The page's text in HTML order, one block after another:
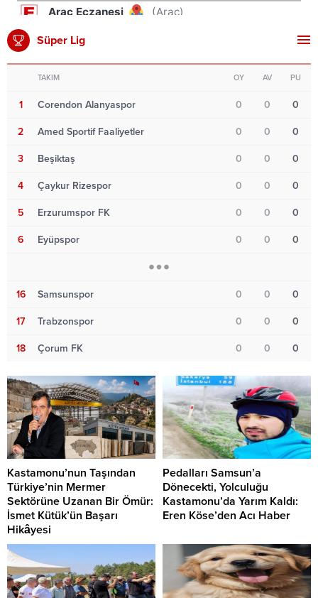
Süper Lig
TAKIM OY AV PU
1 Corendon Alanyaspor 0 0 0
2 Amed Sportif Faaliyetler 0 0 0
3 Beşiktaş 0 0 0
4 Çaykur Rizespor 0 0 0
5 Erzurumspor FK 0 0 0
6 Eyüpspor 0 0 0
16 Samsunspor 0 0 0
17 Trabzonspor 0 0 0
18 Çorum FK 0 0 0
Kastamonu’nun Taşından
Türkiye’nin Mermer
Sektörüne Uzanan Bir Ömür:
İsmet Kütük’ün Başarı
Hikâyesi
Pedalları Samsun’a
Dönecekti, Yolculuğu
Kastamonu’da Yarım Kaldı:
Eren Köse’den Acı Haber